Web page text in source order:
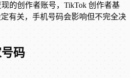
的创作者账号，TikTok 创作者基
有关，手机号码会影响但不完全决
码